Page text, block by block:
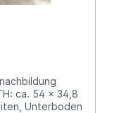
ca. 54 x 34,8
Unterboden